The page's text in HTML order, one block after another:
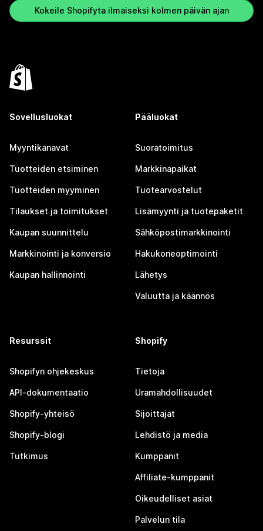
Kokeile Shopifyta ilmaiseksi kolmen päivän ajan
Sovellusluokat
Myyntikanavat
Tuotteiden etsiminen
Tuotteiden myyminen
Tilaukset ja toimitukset
Kaupan suunnittelu
Markkinointi ja konversio
Kaupan hallinnointi
Pääluokat
Suoratoimitus
Markkinapaikat
Tuotearvostelut
Lisämyynti ja tuotepaketit
Sähköpostimarkkinointi
Hakukoneoptimointi
Lähetys
Valuutta ja käännös
Resurssit
Shopifyn ohjekeskus
API-dokumentaatio
Shopify-yhteisö
Shopify-blogi
Tutkimus
Shopify
Tietoja
Uramahdollisuudet
Sijoittajat
Lehdistö ja media
Kumppanit
Affiliate-kumppanit
Oikeudelliset asiat
Palvelun tila